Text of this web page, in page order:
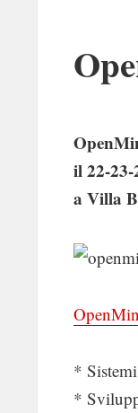
il 22-
a Villa
*
*